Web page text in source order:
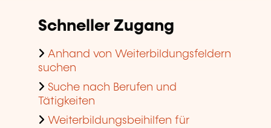
Schneller Zugang
Anhand von Weiterbildungsfeldern
suchen
Suche nach Berufen und
Tätigkeiten
Weiterbildungsbeihilfen für